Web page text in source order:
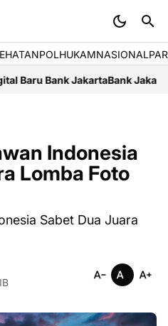
POLHUKAMNASIONAL
JakartaBank Jakarta-Persija
Indonesia
Lomba Foto
Sabet Dua Juara